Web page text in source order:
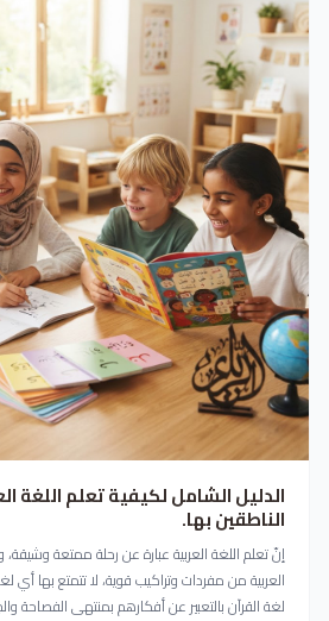
الدليل الشامل لكيفية تعلم اللغة
الناطقين بها.
إنّ تعلم اللغة العربية عبارة عن رحلة ممتعة وشيقة،
العربية من مفردات وتراكيب قوية، لا تتمتع بها
لغة القرآن بالتعبير عن أفكارهم بمنتهى الفصاحة